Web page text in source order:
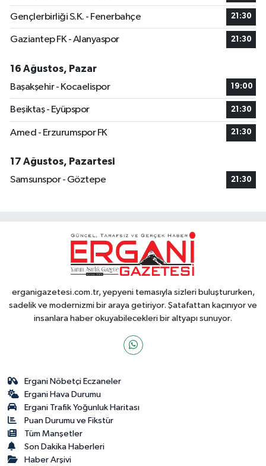
Gençlerbirliği S.K. - Fenerbahçe 21:30
Gaziantep FK - Alanyaspor 21:30
16 Ağustos, Pazar
Başakşehir - Kocaelispor
19:00
Beşiktaş - Eyüpspor 21:30
Amed - Erzurumspor FK 21:30
17 Ağustos, Pazartesi
Samsunspor - Göztepe
21:30
erganigazetesi.com.tr, yepyeni temasıyla sizleri buluştururken,
sadelik ve modernizmi bir araya getiriyor. Şatafattan kaçınıyor ve
insanlara haber okuyabilecekleri bir altyapı sunuyor.
Ergani Nöbetçi Eczaneler
Ergani Hava Durumu
Ergani Trafik Yoğunluk Haritası
Puan Durumu ve Fikstür
Tüm Manşetler
Son Dakika Haberleri
Haber Arşivi